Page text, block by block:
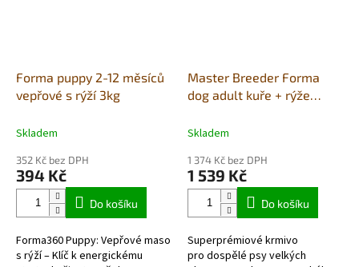
Forma puppy 2-12 měsíců
vepřové s rýží 3kg
Skladem
352 Kč bez DPH
394 Kč
Do košíku
Forma360 Puppy: Vepřové maso
s rýží – Klíč k energickému
Master Breeder Forma
dog adult kuře + rýže
Skladem
1 374 Kč bez DPH
1 539 Kč
Do košíku
Superprémiové krmivo
pro dospělé psy velkých